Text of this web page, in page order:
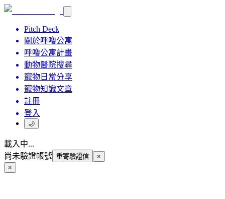
Pitch Deck
關於呼嚕公寓
呼嚕公寓計畫
動物醫院搜尋
寵物日常分享
寵物知識文章
註冊
登入
🌙
載入中...
尚未驗證帳號 重寄驗證信
×
×